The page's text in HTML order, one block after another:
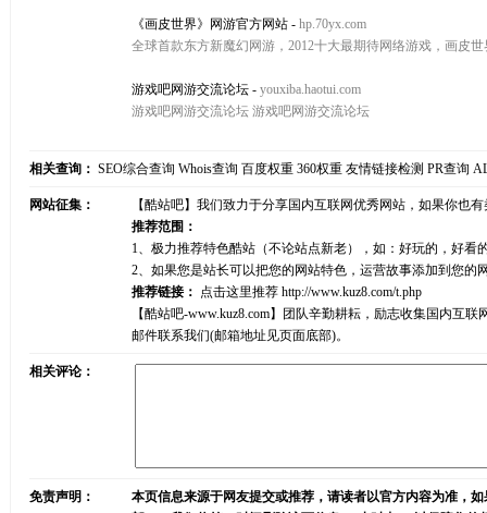
《画皮世界》网游官方网站 - hp.70yx.com
全球首款东方新魔幻网游，2012十大最期待网络游戏，画皮
游戏吧网游交流论坛 - youxiba.haotui.com
游戏吧网游交流论坛 游戏吧网游交流论坛
相关查询： SEO综合查询 Whois查询 百度权重 360权重 友情链接检测 PR查询
网站征集：
【酷站吧】我们致力于分享国内互联网优秀网站，如果你也
推荐范围：
1、极力推荐特色酷站（不论站点新老），如：好玩的，好
2、如果您是站长可以把您的网站特色，运营故事添加到您
推荐链接： 点击这里推荐 http://www.kuz8.com/t.php
【酷站吧-www.kuz8.com】团队辛勤耕耘，励志收集国内互
邮件联系我们(邮箱地址见页面底部)。
相关评论：
免责声明：
本页信息来源于网友提交或推荐，请读者以官方内容为准，